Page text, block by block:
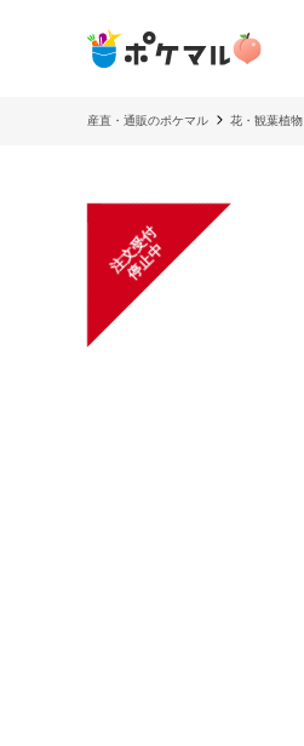
産直・通販のポケマル 花・観葉植物
注
文
受
付
停
止
中